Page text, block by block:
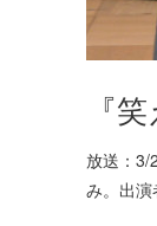
『
放送：
み。出